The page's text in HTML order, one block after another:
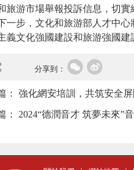
旅游市場舉報投訴信息，切實
步，文化和旅游部人才中心
義文化強國建設和旅游強國
分享到：
： 強化網安培訓，共筑安全
： 2024“德潤音才 筑夢未來”